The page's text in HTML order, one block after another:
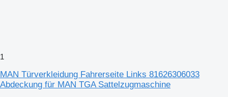
1
MAN Türverkleidung Fahrerseite Links 81626306033
Abdeckung für MAN TGA Sattelzugmaschine